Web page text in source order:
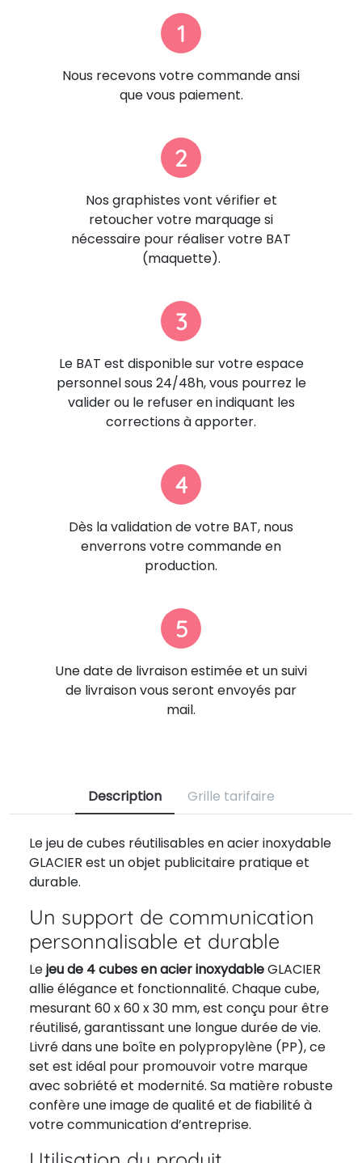
1
Nous recevons votre commande ansi
que vous paiement.
2
Nos graphistes vont vérifier et
retoucher votre marquage si
nécessaire pour réaliser votre BAT
(maquette).
3
Le BAT est disponible sur votre espace
personnel sous 24/48h, vous pourrez le
valider ou le refuser en indiquant les
corrections à apporter.
4
Dès la validation de votre BAT, nous
enverrons votre commande en
production.
5
Une date de livraison estimée et un suivi
de livraison vous seront envoyés par
mail.
Description Grille tarifaire
Le jeu de cubes réutilisables en acier inoxydable
GLACIER est un objet publicitaire pratique et
durable.
Un support de communication
personnalisable et durable
Lejeu de 4 cubes en acier inoxydableGLACIER
allie élégance et fonctionnalité. Chaque cube,
mesurant 60 x 60 x 30 mm, est conçu pour être
réutilisé, garantissant une longue durée de vie.
Livré dans une boîte en polypropylène (PP), ce
set est idéal pour promouvoir votre marque
avec sobriété et modernité. Sa matière robuste
confère une image de qualité et de fiabilité à
votre communication d’entreprise.